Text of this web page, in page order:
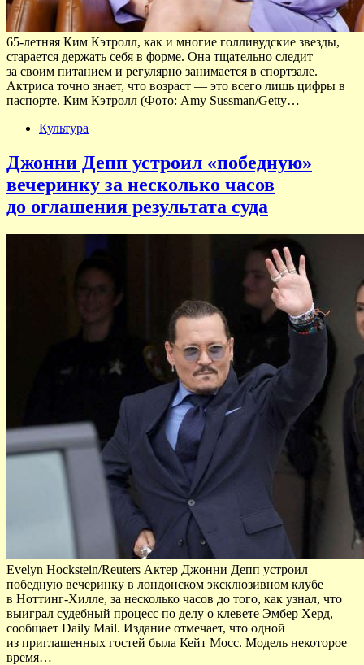
65-летняя Ким Кэтролл, как и многие голливудские звезды,
старается держать себя в форме. Она тщательно следит
за своим питанием и регулярно занимается в спортзале.
Актриса точно знает, что возраст — это всего лишь цифры в
паспорте. Ким Кэтролл (Фото: Amy Sussman/Getty…
Культура
Джонни Депп устроил «победную»
вечеринку за несколько часов
до оглашения результата суда
Evelyn Hockstein/Reuters Актер Джонни Депп устроил
победную вечеринку в лондонском эксклюзивном клубе
в Ноттинг-Хилле, за несколько часов до того, как узнал, что
выиграл судебный процесс по делу о клевете Эмбер Херд,
сообщает Daily Mail. Издание отмечает, что одной
из приглашенных гостей была Кейт Мосс. Модель некоторое
время…